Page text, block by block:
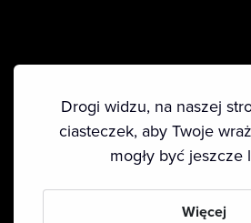
Drogi widzu, na naszej
ciasteczek, aby Twoje
mogły być jeszcze
Więcej